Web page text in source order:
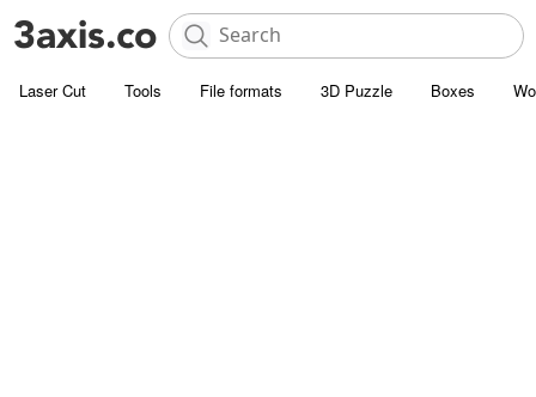
Laser Cut Tools File formats 3D Puzzle Boxes